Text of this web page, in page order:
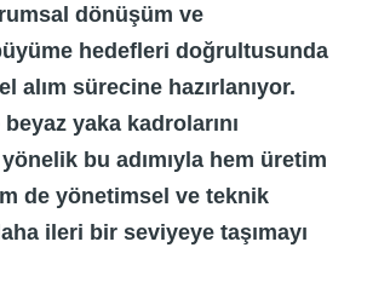
dönüşüm ve
hedefleri doğrultusunda
alım sürecine hazırlanıyor.
yaka kadrolarını
bu adımıyla hem üretim
de yönetimsel ve teknik
ileri bir seviyeye taşımayı